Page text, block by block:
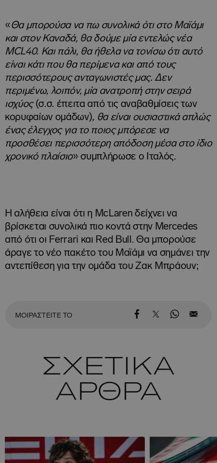
«Θα μπορούσα να πω συνολικά ότι στο Μαϊάμι
και στον Καναδά, θα δούμε μία εντελώς νέα
MCL40. Και πάλι, θα ήθελα να τονίσω ότι αυτό
είναι κάτι που θα περίμενα και από τους
περισσότερους ανταγωνιστές μας. Δεν
περιμένω, λοιπόν, μία ανατροπή στην σειρά
ισχύος(σ.σ. έπειτα από τις αναβαθμίσεις των
κορυφαίων ομάδων), θα είναι ουσιαστικά απλώς
ένας έλεγχος για το ποιος μπόρεσε να
προσθέσει περισσότερη απόδοση μέσα στο ίδιο
χρονικό πλαίσιο» συμπλήρωσε ο Ιταλός.
Η αλήθεια είναι ότι η McLaren δείχνει να
βρίσκεται συνολικά πιο κοντά στην Mercedes
από ότι οι Ferrari και Red Bull. Θα μπορούσε
άραγε το νέο πακέτο του Μαϊάμι να σημάνει την
αντεπίθεση για την ομάδα του Ζακ Μπράουν;
ΜΟΙΡΑΣΤΕΙΤΕ ΤΟ
ΣΧΕΤΙΚΑ
ΑΡΘΡΑ